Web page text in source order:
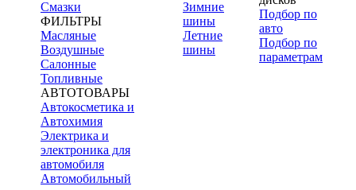
Смазки
ФИЛЬТРЫ
Масляные
Воздушные
Салонные
Топливные
АВТОТОВАРЫ
Автокосметика и
Автохимия
Электрика и
электроника для
автомобиля
Автомобильный
Зимние
шины
Летние
шины
Подбор по
авто
Подбор по
параметрам